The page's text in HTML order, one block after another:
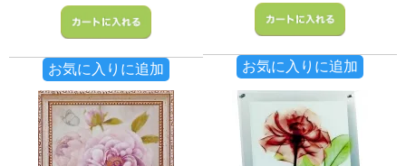
お気に入りに追加 お気に入りに追加